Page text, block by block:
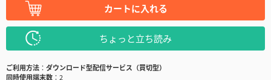
カートに入れる
ちょっと立ち読み
ご利用方法
ダウンロード型配信サービス（買切型）
同時使用端末数
2